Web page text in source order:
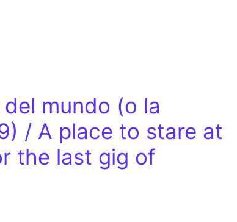
mundo (o la
/ A place to stare at
the last gig of